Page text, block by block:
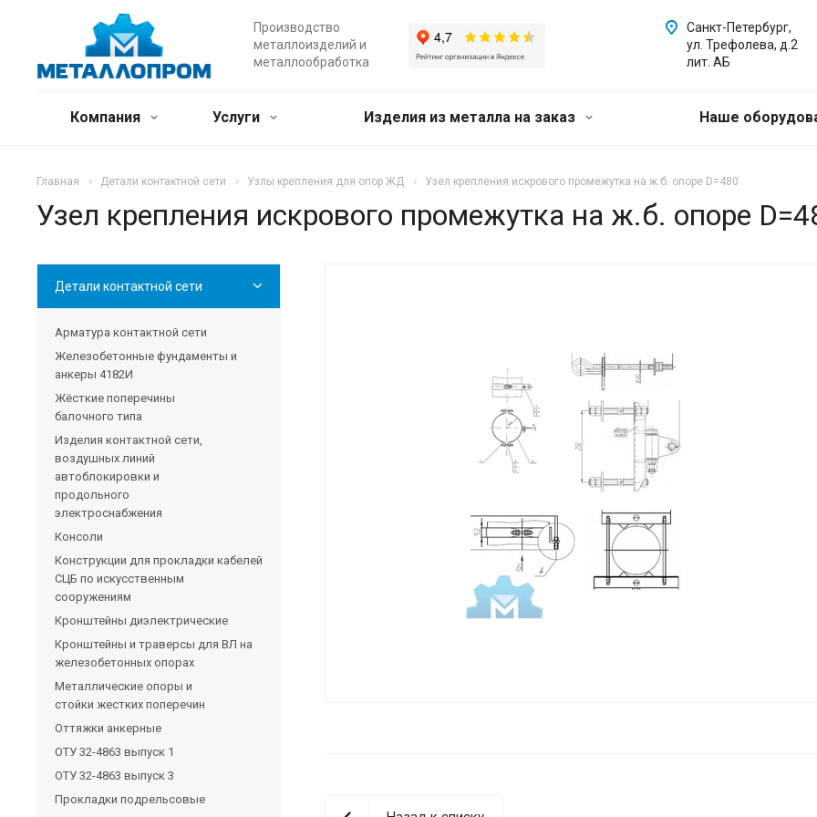
Производство
металлоизделий и
металлообработка
Санкт-Петербург,
ул. Трефолева, д.2
лит. АБ
Компания Услуги Изделия из металла на заказ Наше
Главная Детали контактной сети Узлы крепления для опор ЖД Узел крепления искрового промежутка на ж.б. опоре D=480
Узел крепления искрового промежутка на ж.б. опоре
Детали контактной сети
Арматура контактной сети
Железобетонные фундаменты и
анкеры 4182И
Жёсткие поперечины
балочного типа
Изделия контактной сети,
воздушных линий
автоблокировки и
продольного
электроснабжения
Консоли
Конструкции для прокладки кабелей
СЦБ по искусственным
сооружениям
Кронштейны диэлектрические
Кронштейны и траверсы для ВЛ на
железобетонных опорах
Металлические опоры и
стойки жестких поперечин
Оттяжки анкерные
ОТУ 32-4863 выпуск 1
ОТУ 32-4863 выпуск 3
Прокладки подрельсовые